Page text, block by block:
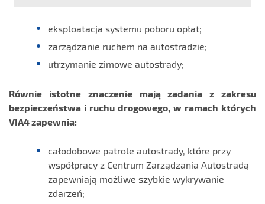
eksploatacja systemu poboru opłat;
zarządzanie ruchem na autostradzie;
utrzymanie zimowe autostrady;
Równie istotne znaczenie mają zadania z zakresu
bezpieczeństwa i ruchu drogowego, w ramach których
VIA4 zapewnia:
całodobowe patrole autostrady, które przy
współpracy z Centrum Zarządzania Autostradą
zapewniają możliwe szybkie wykrywanie
zdarzeń;